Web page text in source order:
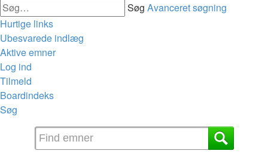
Søg Avanceret søgning
Hurtige links
Ubesvarede indlæg
Aktive emner
Log ind
Tilmeld
Boardindeks
Søg